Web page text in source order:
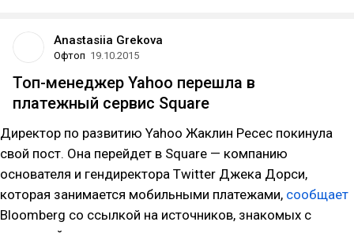
Anastasiia Grekova
Офтоп 19.10.2015
Топ-менеджер Yahoo перешла в
платежный сервис Square
Директор по развитию Yahoo Жаклин Ресес покинула
свой пост. Она перейдет в Square — компанию
основателя и гендиректора Twitter Джека Дорси,
которая занимается мобильными платежами, сообщает
Bloomberg со ссылкой на источников, знакомых с